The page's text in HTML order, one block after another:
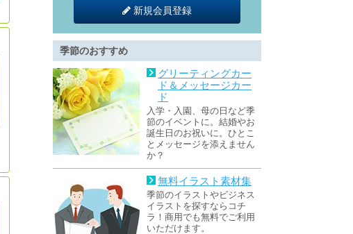
新規会員登録
季節のおすすめ
グリーティングカー
ド＆メッセージカー
ド
入学・入園、母の日など季
節のイベントに。結婚やお
誕生日のお祝いに。ひとこ
とメッセージを添えません
か？
無料イラスト素材集
季節のイラストやビジネス
イラストを探すならコチ
ラ！商用でも無料でご利用
いただけます。